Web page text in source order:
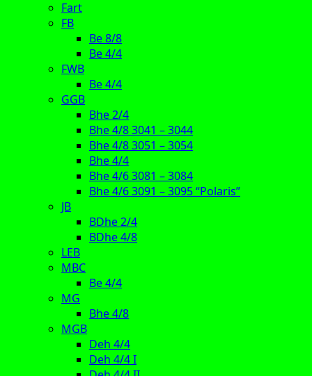
Fart
FB
Be 8/8
Be 4/4
FWB
Be 4/4
GGB
Bhe 2/4
Bhe 4/8 3041 – 3044
Bhe 4/8 3051 – 3054
Bhe 4/4
Bhe 4/6 3081 – 3084
Bhe 4/6 3091 – 3095 “Polaris”
JB
BDhe 2/4
BDhe 4/8
LEB
MBC
Be 4/4
MG
Bhe 4/8
MGB
Deh 4/4
Deh 4/4 I